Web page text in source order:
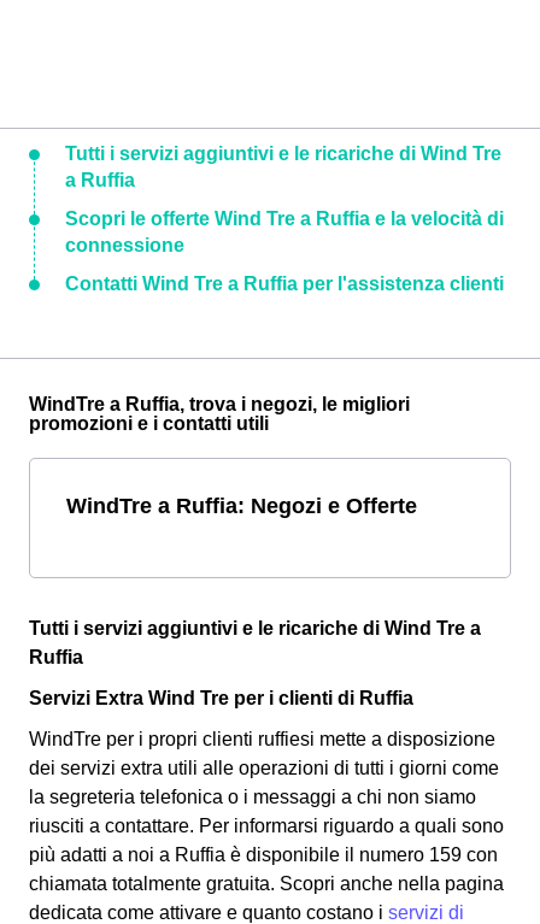
Tutti i servizi aggiuntivi e le ricariche di Wind Tre
a Ruffia
Scopri le offerte Wind Tre a Ruffia e la velocità di
connessione
Contatti Wind Tre a Ruffia per l'assistenza clienti
WindTre a Ruffia, trova i negozi, le migliori
promozioni e i contatti utili
WindTre a Ruffia: Negozi e Offerte
Tutti i servizi aggiuntivi e le ricariche di Wind Tre a
Ruffia
Servizi Extra Wind Tre per i clienti di Ruffia
WindTre per i propri clienti ruffiesi mette a disposizione
dei servizi extra utili alle operazioni di tutti i giorni come
la segreteria telefonica o i messaggi a chi non siamo
riusciti a contattare. Per informarsi riguardo a quali sono
più adatti a noi a Ruffia è disponibile il numero 159 con
chiamata totalmente gratuita. Scopri anche nella pagina
dedicata come attivare e quanto costano i servizi di